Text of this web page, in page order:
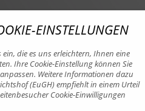
EINSTELLUNGEN
ein, die es uns erleichtern, Ihnen eine
Ihre Cookie-Einstellung können Sie
Weitere Informationen dazu
(EuGH) empfiehlt in einem Urteil
Cookie-Einwilligungen